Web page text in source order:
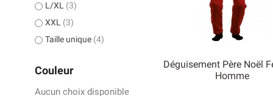
L/XL (3)
XXL (3)
Taille unique (4)
Couleur
Aucun choix disponible
Déguisement Père Noël
Homme